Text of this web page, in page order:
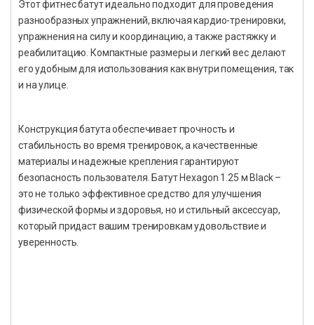
Этот фитнес батут идеально подходит для проведения
разнообразных упражнений, включая кардио-тренировки,
упражнения на силу и координацию, а также растяжку и
реабилитацию. Компактные размеры и легкий вес делают
его удобным для использования как внутри помещения, так
и на улице.
Конструкция батута обеспечивает прочность и
стабильность во время тренировок, а качественные
материалы и надежные крепления гарантируют
безопасность пользователя. Батут Hexagon 1.25 м Black –
это не только эффективное средство для улучшения
физической формы и здоровья, но и стильный аксессуар,
который придаст вашим тренировкам удовольствие и
уверенность.